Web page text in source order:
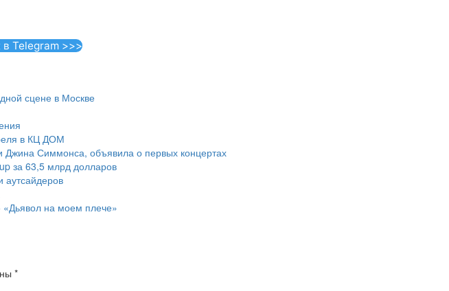
Telegram >>>
сцене в Москве
в КЦ ДОМ
Джина Симмонса, объявила о первых концертах
за 63,5 млрд долларов
«Дьявол на моем плече»
*